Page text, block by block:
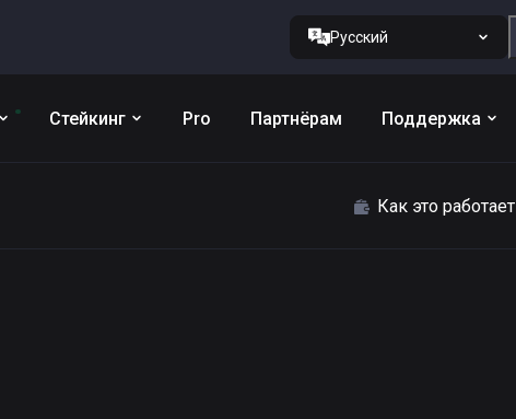
Русский
Стейкинг Pro Партнёрам Поддержка
Как это работает